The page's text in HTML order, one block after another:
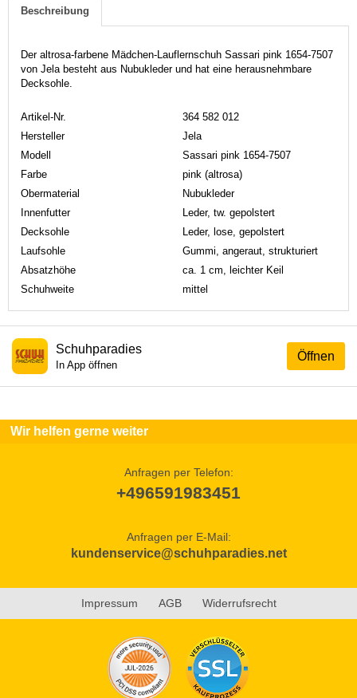
Beschreibung
Der altrosa-farbene Mädchen-Lauflernschuh Sassari pink 1654-7507
von Jela besteht aus Nubukleder und hat eine herausnehmbare
Decksohle.
Artikel-Nr.
364 582 012
Hersteller
Jela
Modell
Sassari pink 1654-7507
Farbe
pink (altrosa)
Obermaterial
Nubukleder
Innenfutter
Leder, tw. gepolstert
Decksohle
Leder, lose, gepolstert
Laufsohle
Gummi, angeraut, strukturiert
Absatzhöhe
ca. 1 cm, leichter Keil
Schuhweite
mittel
Öffnen
Schuhparadies
In App öffnen
Wir helfen gerne weiter
Anfragen per Telefon:
+496591983451
Anfragen per E-Mail:
kundenservice@schuhparadies.net
Impressum AGB Widerrufsrecht